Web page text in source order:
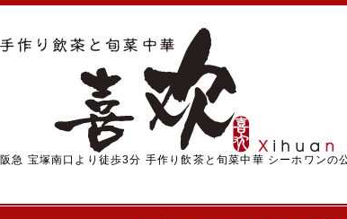
阪急 宝塚南口より徒歩3分 手作り飲茶と旬菜中華 シーホワン